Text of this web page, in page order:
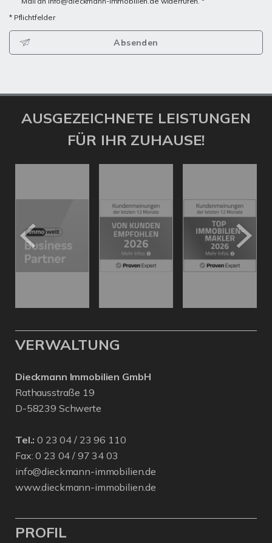
* Pflichtfelder
Absenden
AUSGEZEICHNETE LEISTUNGEN
FÜR IHR ZUHAUSE!
VERWALTUNG
Dieckmann Immobilien GmbH
Rathausstraße 19
D-58239 Schwerte
Tel.: 0 23 04 / 23 96 110
Fax: 0 23 04 / 97 34 03
info@dieckmann-immobilien.de
www.dieckmann-immobilien.de
PROFIL